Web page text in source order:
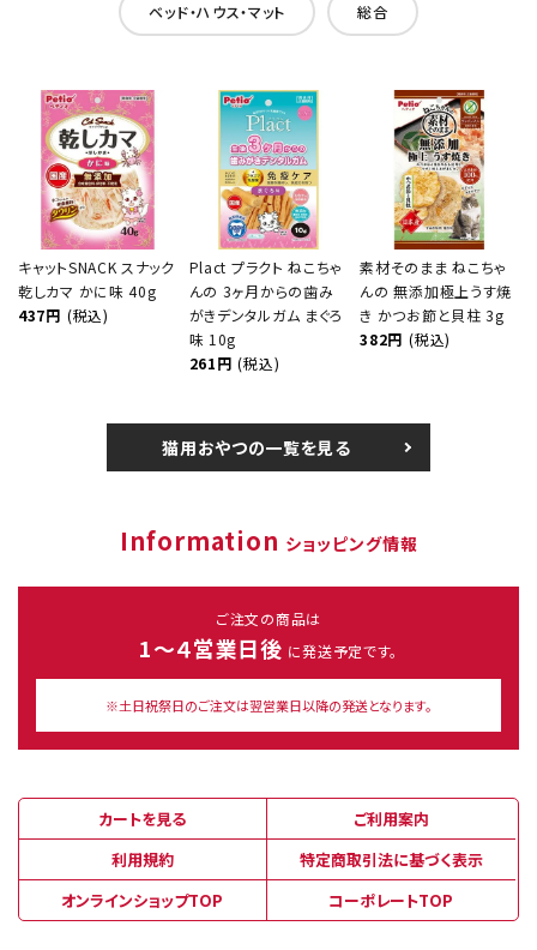
ベッド・ハウス・マット 総合
キャットSNACK スナック
乾しカマ かに味 40g
437円 (税込)
Plact プラクト ねこちゃ
んの 3ヶ月からの歯み
がきデンタルガム まぐろ
味 10g
261円 (税込)
素材そのまま ねこちゃ
んの 無添加極上うす焼
き かつお節と貝柱 3g
382円 (税込)
猫用おやつの一覧を見る
Information ショッピング情報
ご注文の商品は
1～４営業日後 に発送予定です。
※土日祝祭日のご注文は翌営業日以降の発送となります。
カートを見る
ご利用案内
利用規約
特定商取引法に基づく表示
オンラインショップTOP
コーポレートTOP